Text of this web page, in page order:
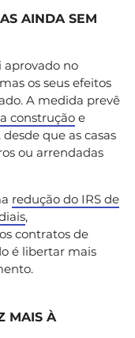
AINDA SEM
aprovado no
os seus efeitos
A medida prevê
construção e
que as casas
ou arrendadas
redução do IRS de
,
contratos de
é libertar mais
MAIS À